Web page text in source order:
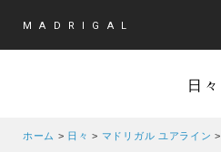
MADRIGAL
日々
ホーム > 日々 > マドリガル ユアライン >